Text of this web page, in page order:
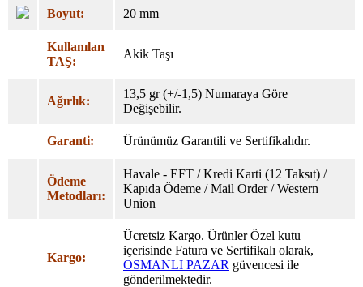
Boyut: 20 mm
Kullanılan
TAŞ:
Akik Taşı
Ağırlık:
13,5 gr (+/-1,5) Numaraya Göre
Değişebilir.
Garanti: Ürünümüz Garantili ve Sertifikalıdır.
Ödeme
Metodları:
Havale - EFT / Kredi Karti (12 Taksıt) /
Kapıda Ödeme / Mail Order / Western
Union
Kargo:
Ücretsiz Kargo. Ürünler Özel kutu
içerisinde Fatura ve Sertifikalı olarak,
OSMANLI PAZAR güvencesi ile
gönderilmektedir.